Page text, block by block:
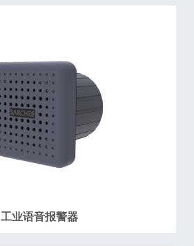
工业语音报警器